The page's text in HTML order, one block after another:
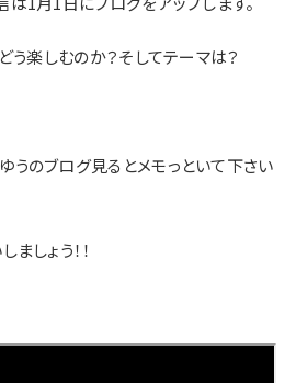
う楽しむのか？そしてテーマは？
うのブログ見るとメモっといて下さい
ましょう！！